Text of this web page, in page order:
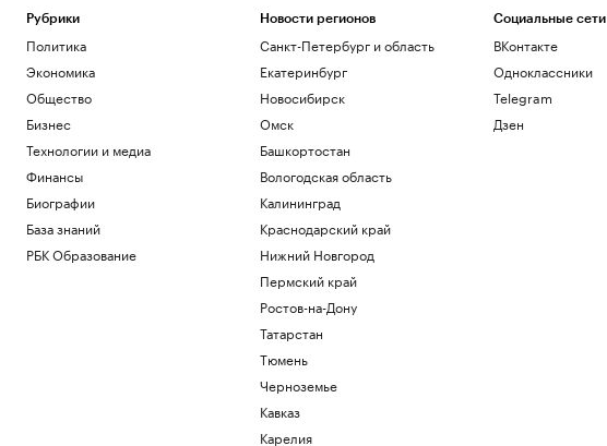
В Африке поддержали Инфантино
после скандала с продажей прав ЧМ
Спорт
Запасы газа в Европе на минимуме. Что
будет зимой
Подписка на РБК
Экс-глава Mind Money признала вину
по «делу брокеров» о хищении ₽7 млрд
Финансы
Рубрики
Политика
Экономика
Общество
Бизнес
Технологии и медиа
Финансы
Биографии
База знаний
РБК Образование
Новости регионов
Санкт-Петербург и область
Екатеринбург
Новосибирск
Омск
Башкортостан
Вологодская область
Калининград
Краснодарский край
Нижний Новгород
Пермский край
Ростов-на-Дону
Татарстан
Тюмень
Черноземье
Кавказ
Карелия
Социальные сети
ВКонтакте
Одноклассники
Telegram
Дзен